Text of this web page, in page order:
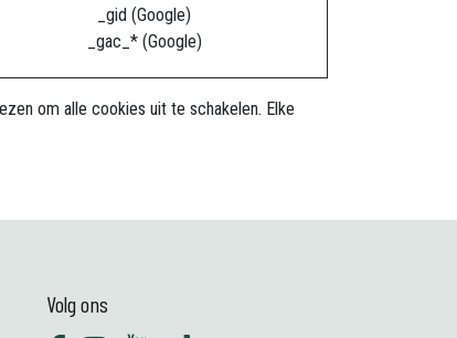
_gid (Google)
_gac_* (Google)
om alle cookies uit te schakelen. Elke
Volg ons